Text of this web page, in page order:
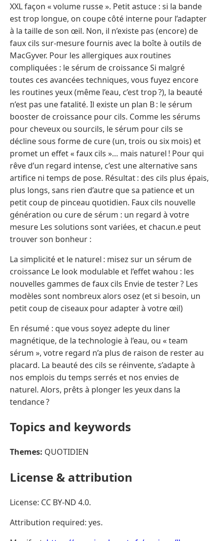
XXL façon « volume russe ». Petit astuce : si la bande
est trop longue, on coupe côté interne pour l’adapter
à la taille de son œil. Non, il n’existe pas (encore) de
faux cils sur-mesure fournis avec la boîte à outils de
MacGyver. Pour les allergiques aux routines
compliquées : le sérum de croissance Si malgré
toutes ces avancées techniques, vous fuyez encore
les routines yeux (même l’eau, c’est trop ?), la beauté
n’est pas une fatalité. Il existe un plan B : le sérum
booster de croissance pour cils. Comme les sérums
pour cheveux ou sourcils, le sérum pour cils se
décline sous forme de cure (un, trois ou six mois) et
promet un effet « faux cils »… mais naturel ! Pour qui
rêve d’un regard intense, c’est une alternative sans
artifice ni temps de pose. Résultat : des cils plus épais,
plus longs, sans rien d’autre que sa patience et un
petit coup de pinceau quotidien. Faux cils nouvelle
génération ou cure de sérum : un regard à votre
mesure Les solutions sont variées, et chacun.e peut
trouver son bonheur :
La simplicité et le naturel : misez sur un sérum de
croissance Le look modulable et l’effet wahou : les
nouvelles gammes de faux cils Envie de tester ? Les
modèles sont nombreux alors osez (et si besoin, un
petit coup de ciseaux pour adapter à votre œil)
En résumé : que vous soyez adepte du liner
magnétique, de la technologie à l’eau, ou « team
sérum », votre regard n’a plus de raison de rester au
placard. La beauté des cils se réinvente, s’adapte à
nos emplois du temps serrés et nos envies de
naturel. Alors, prêts à plonger les yeux dans la
tendance ?
Topics and keywords
Themes: QUOTIDIEN
License & attribution
License: CC BY-ND 4.0.
Attribution required: yes.